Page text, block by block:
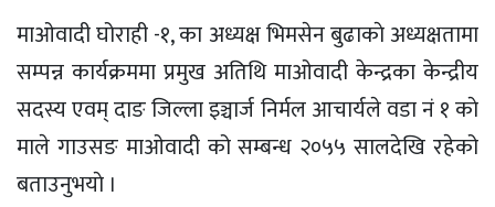
माओवादी घोराही -१, का अध्यक्ष भिमसेन बुढाकाे अध्यक्षतामा
सम्पन्न कार्यक्रममा प्रमुख अतिथि माओवादी केन्द्रका केन्द्रीय
सदस्य एवम् दाङ जिल्ला इञ्चार्ज निर्मल आचार्यले वडा नं १ काे
माले गाउसङ माओवादी को सम्बन्ध २०५५ सालदेखि रहेको
बताउनुभयाे ।